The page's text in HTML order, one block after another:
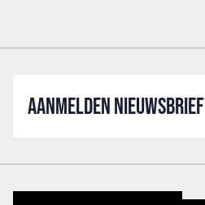
AANMELDEN NIEUWSBRIEF